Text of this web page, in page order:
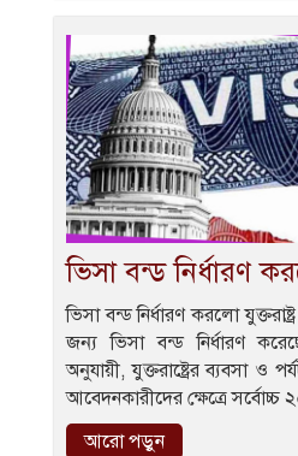
ভিসা বন্ড নির্ধারণ
ভিসা বন্ড নির্ধারণ করলো
জন্য ভিসা বন্ড নির্ধারণ
অনুযায়ী, যুক্তরাষ্ট্রের ব্যবসা ও
আবেদনকারীদের ক্ষেত্রে সর্বোচ্চ
আরো পড়ুন